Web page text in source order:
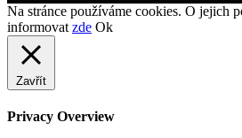
Na stránce používáme cookies. O jejich
informovat zde Ok
Zavřít
Privacy Overview